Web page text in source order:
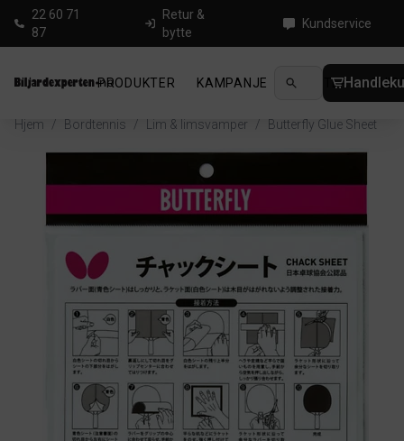
22 60 71
87
Retur &
bytte
Kundservice
PRODUKTER KAMPANJE NYHETER
Hjem / Bordtennis / Lim & limsvamper / Butterfly Glue Sheet